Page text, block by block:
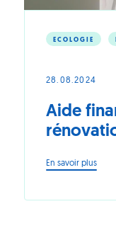
Aide
28.08.2024
ECOLOGIE
En savoir plus-
à